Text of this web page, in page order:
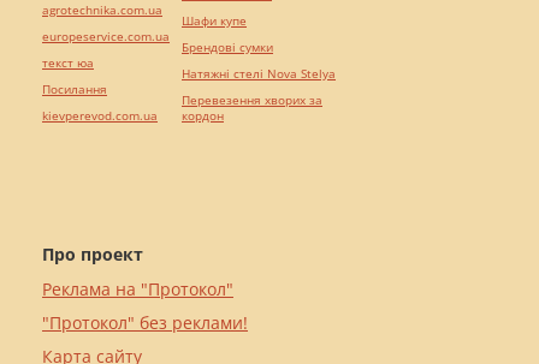
Про проект
Реклама на "Протокол"
"Протокол" без реклами!
Карта сайту
agrotechnika.com.ua
europeservice.com.ua
текст юа
Посилання
kievperevod.com.ua
Шафи купе
Брендові сумки
Натяжні стелі Nova Stelya
Перевезення хворих за
кордон